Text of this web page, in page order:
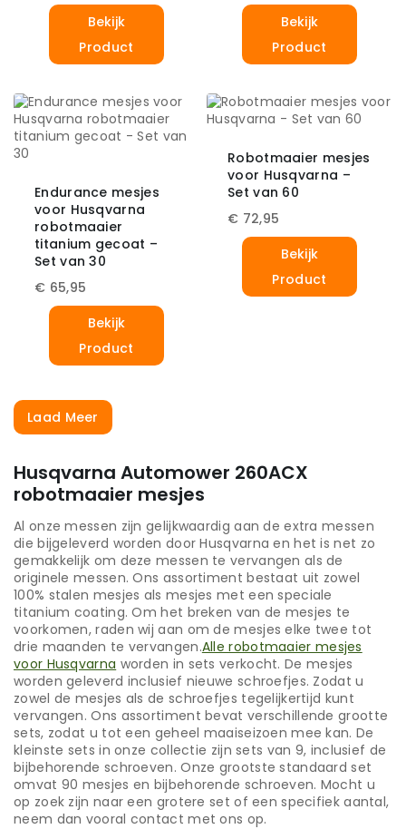
Bekijk
Product
Bekijk
Product
Endurance mesjes
voor Husqvarna
robotmaaier
titanium gecoat –
Set van 30
€ 65,95
Bekijk
Product
Robotmaaier mesjes
voor Husqvarna –
Set van 60
€ 72,95
Bekijk
Product
Laad Meer
Husqvarna Automower 260ACX
robotmaaier mesjes
Al onze messen zijn gelijkwaardig aan de extra messen
die bijgeleverd worden door Husqvarna en het is net zo
gemakkelijk om deze messen te vervangen als de
originele messen. Ons assortiment bestaat uit zowel
100% stalen mesjes als mesjes met een speciale
titanium coating. Om het breken van de mesjes te
voorkomen, raden wij aan om de mesjes elke twee tot
drie maanden te vervangen.Alle robotmaaier mesjes
voor Husqvarna worden in sets verkocht. De mesjes
worden geleverd inclusief nieuwe schroefjes. Zodat u
zowel de mesjes als de schroefjes tegelijkertijd kunt
vervangen. Ons assortiment bevat verschillende grootte
sets, zodat u tot een geheel maaiseizoen mee kan. De
kleinste sets in onze collectie zijn sets van 9, inclusief de
bijbehorende schroeven. Onze grootste standaard set
omvat 90 mesjes en bijbehorende schroeven. Mocht u
op zoek zijn naar een grotere set of een specifiek aantal,
neem dan vooral contact met ons op.